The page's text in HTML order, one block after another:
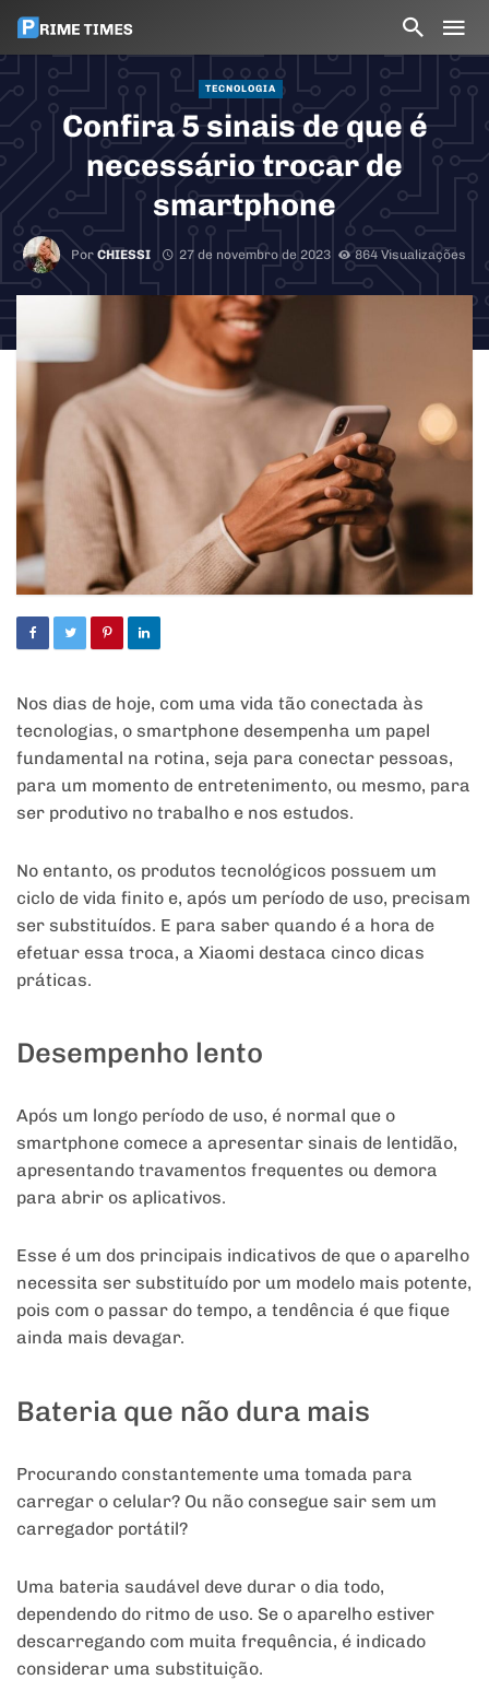
TECNOLOGIA
Confira 5 sinais de que é
necessário trocar de
smartphone
Por CHIESSI 27 de novembro de 2023 864 Visualizações
Nos dias de hoje, com uma vida tão conectada às
tecnologias, o smartphone desempenha um papel
fundamental na rotina, seja para conectar pessoas,
para um momento de entretenimento, ou mesmo, para
ser produtivo no trabalho e nos estudos.
No entanto, os produtos tecnológicos possuem um
ciclo de vida finito e, após um período de uso, precisam
ser substituídos. E para saber quando é a hora de
efetuar essa troca, a Xiaomi destaca cinco dicas
práticas.
Desempenho lento
Após um longo período de uso, é normal que o
smartphone comece a apresentar sinais de lentidão,
apresentando travamentos frequentes ou demora
para abrir os aplicativos.
Esse é um dos principais indicativos de que o aparelho
necessita ser substituído por um modelo mais potente,
pois com o passar do tempo, a tendência é que fique
ainda mais devagar.
Bateria que não dura mais
Procurando constantemente uma tomada para
carregar o celular? Ou não consegue sair sem um
carregador portátil?
Uma bateria saudável deve durar o dia todo,
dependendo do ritmo de uso. Se o aparelho estiver
descarregando com muita frequência, é indicado
considerar uma substituição.